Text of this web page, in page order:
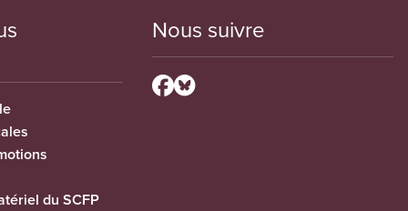
du SCFP
Nous suivre